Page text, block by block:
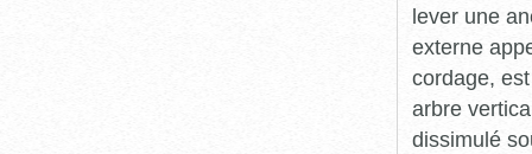
lever une
externe
cordage,
arbre
dissimulé